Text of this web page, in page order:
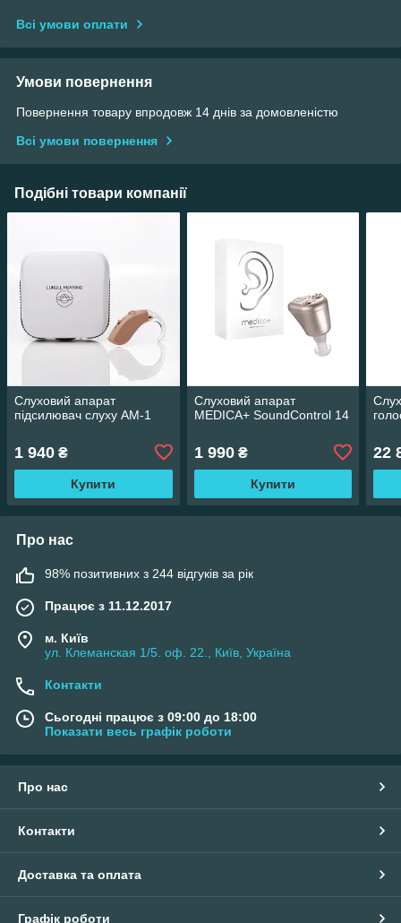
Всі умови оплати
Умови повернення
Повернення товару впродовж 14 днів за домовленістю
Всі умови повернення
Подібні товари компанії
Слуховий апарат
підсилювач слуху АМ-1
1 940 ₴
Купити
Слуховий апарат
MEDICA+ SoundControl 14
1 990₴
Купити
22
Про нас
98% позитивних з 244 відгуків за рік
Працює з 11.12.2017
м. Київ
ул. Клеманская 1/5. оф. 22., Київ, Україна
Контакти
Сьогодні працює з 09:00 до 18:00
Показати весь графік роботи
Про нас
Контакти
Доставка та оплата
Графік роботи